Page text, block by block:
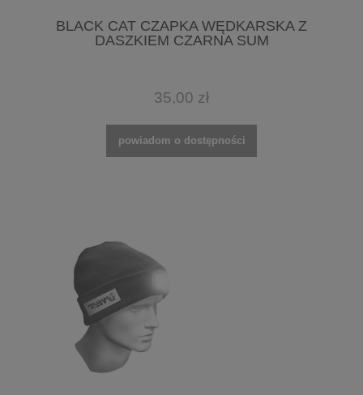
BLACK CAT CZAPKA WĘDKARSKA Z
DASZKIEM CZARNA SUM
35,00 zł
powiadom o dostępności